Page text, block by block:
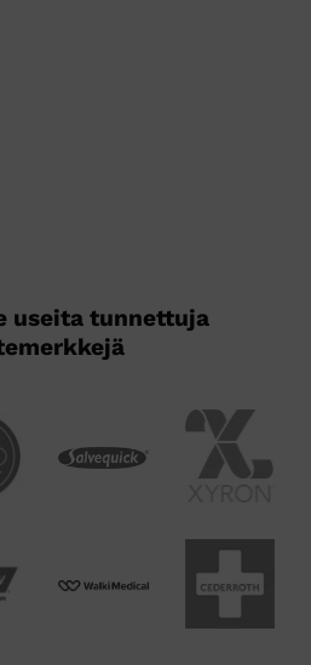
useita tunnettuja